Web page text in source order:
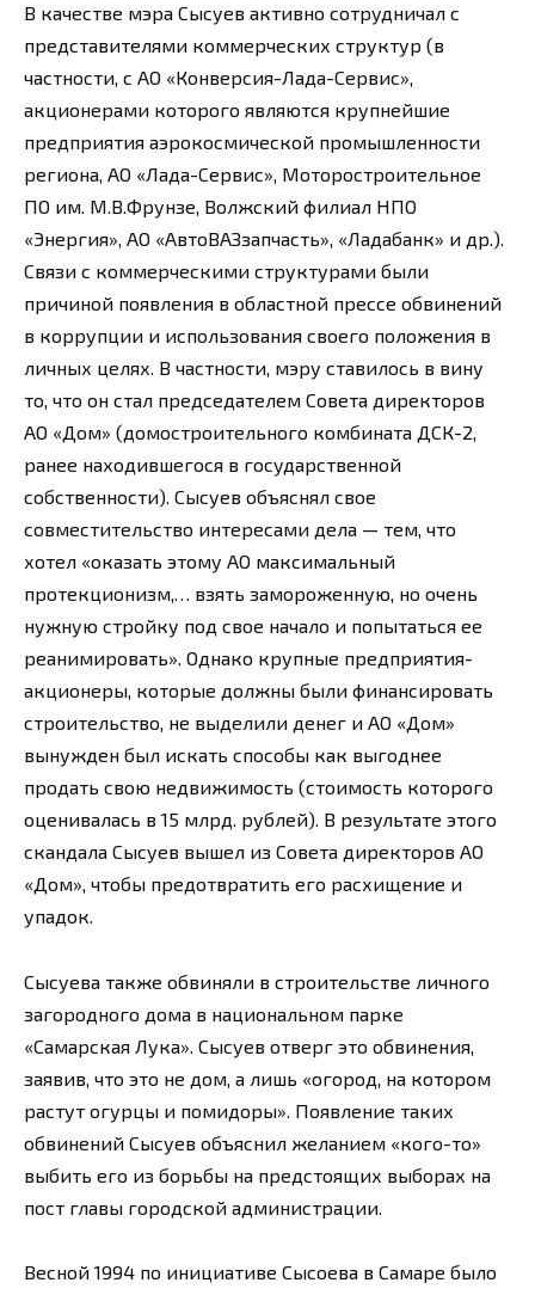
В качестве мэра Сысуев активно сотрудничал с
представителями коммерческих структур (в
частности, с АО «Конверсия-Лада-Сервис»,
акционерами которого являются крупнейшие
предприятия аэрокосмической промышленности
региона, АО «Лада-Сервис», Моторостроительное
ПО им. М.В.Фрунзе, Волжский филиал НПО
«Энергия», АО «АвтоВАЗзапчасть», «Ладабанк» и др.).
Связи с коммерческими структурами были
причиной появления в областной прессе обвинений
в коррупции и использования своего положения в
личных целях. В частности, мэру ставилось в вину
то, что он стал председателем Совета директоров
АО «Дом» (домостроительного комбината ДСК-2,
ранее находившегося в государственной
собственности). Сысуев объяснял свое
совместительство интересами дела — тем, что
хотел «оказать этому АО максимальный
протекционизм,… взять замороженную, но очень
нужную стройку под свое начало и попытаться ее
реанимировать». Однако крупные предприятия-
акционеры, которые должны были финансировать
строительство, не выделили денег и АО «Дом»
вынужден был искать способы как выгоднее
продать свою недвижимость (стоимость которого
оценивалась в 15 млрд. рублей). В результате этого
скандала Сысуев вышел из Совета директоров АО
«Дом», чтобы предотвратить его расхищение и
упадок.
Сысуева также обвиняли в строительстве личного
загородного дома в национальном парке
«Самарская Лука». Сысуев отверг это обвинения,
заявив, что это не дом, а лишь «огород, на котором
растут огурцы и помидоры». Появление таких
обвинений Сысуев объяснил желанием «кого-то»
выбить его из борьбы на предстоящих выборах на
пост главы городской администрации.
Весной 1994 по инициативе Сысоева в Самаре было